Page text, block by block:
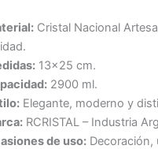
Cristal Nacional
13×25 cm.
2900 ml.
Elegante, moderno y
RCRISTAL – Industria
de uso:Decoración,